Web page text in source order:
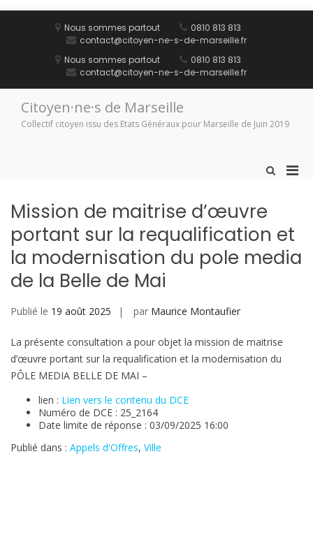
Nous sommes partout
0810 813 813
contact@citoyen-ne-s-de-marseille.fr
Nous sommes partout
0810 813 813
contact@citoyen-ne-s-de-marseille.fr
Citoyen·ne·s de Marseille
Collectif citoyen issu des Etats Généraux pour Marseille de Juin 2019
Afficher
de
recherche
Mission de maitrise d’œuvre
portant sur la requalification et
la modernisation du pole media
de la Belle de Mai
Publié le 19 août 2025 par Maurice Montaufier
La présente consultation a pour objet la mission de maitrise
d’œuvre portant sur la requalification et la modernisation du
PÔLE MEDIA BELLE DE MAI –
lien : Lien vers le contenu du DCE
Numéro de DCE : 25_2164
Date limite de réponse : 03/09/2025 16:00
Publié dans : Appels d'Offres, Ville